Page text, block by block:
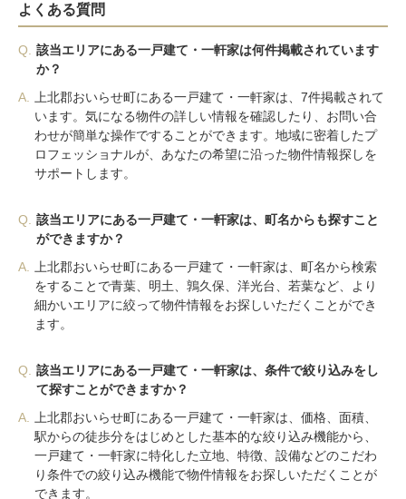
よくある質問
Q.
該当エリアにある一戸建て・一軒家は何件掲載されています
か？
A.
上北郡おいらせ町にある一戸建て・一軒家は、7件掲載されて
います。気になる物件の詳しい情報を確認したり、お問い合
わせが簡単な操作ですることができます。地域に密着したプ
ロフェッショナルが、あなたの希望に沿った物件情報探しを
サポートします。
Q.
該当エリアにある一戸建て・一軒家は、町名からも探すこと
ができますか？
A.
上北郡おいらせ町にある一戸建て・一軒家は、町名から検索
をすることで青葉、明土、鶉久保、洋光台、若葉など、より
細かいエリアに絞って物件情報をお探しいただくことができ
ます。
Q.
該当エリアにある一戸建て・一軒家は、条件で絞り込みをし
て探すことができますか？
A.
上北郡おいらせ町にある一戸建て・一軒家は、価格、面積、
駅からの徒歩分をはじめとした基本的な絞り込み機能から、
一戸建て・一軒家に特化した立地、特徴、設備などのこだわ
り条件での絞り込み機能で物件情報をお探しいただくことが
できます。